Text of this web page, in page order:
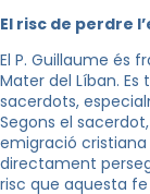
El risc de perdre
El P. Guillaume és
Mater del Líban.
sacerdots,
Segons el
emigració cristiana
directament
risc que aquesta fe